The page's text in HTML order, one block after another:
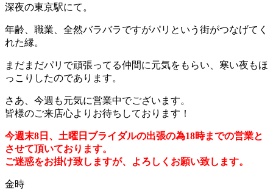
深夜の東京駅にて。
年齢、職業、全然バラバラですがパリという街がつなげてく
れた縁。
まだまだパリで頑張ってる仲間に元気をもらい、寒い夜もほ
っこりしたのであります。
さあ、今週も元気に営業中でございます。
皆様のご来店心よりお待ちしております！
今週末8日、土曜日ブライダルの出張の為18時までの営業と
させて頂いております。
ご迷惑をお掛け致しますが、よろしくお願い致します。
金時